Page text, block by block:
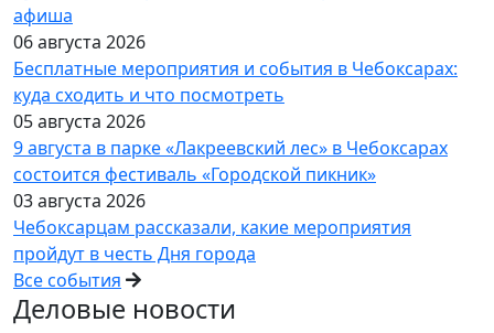
афиша
06 августа 2026
Бесплатные мероприятия и события в Чебоксарах:
куда сходить и что посмотреть
05 августа 2026
9 августа в парке «Лакреевский лес» в Чебоксарах
состоится фестиваль «Городской пикник»
03 августа 2026
Чебоксарцам рассказали, какие мероприятия
пройдут в честь Дня города
Все события
Деловые новости